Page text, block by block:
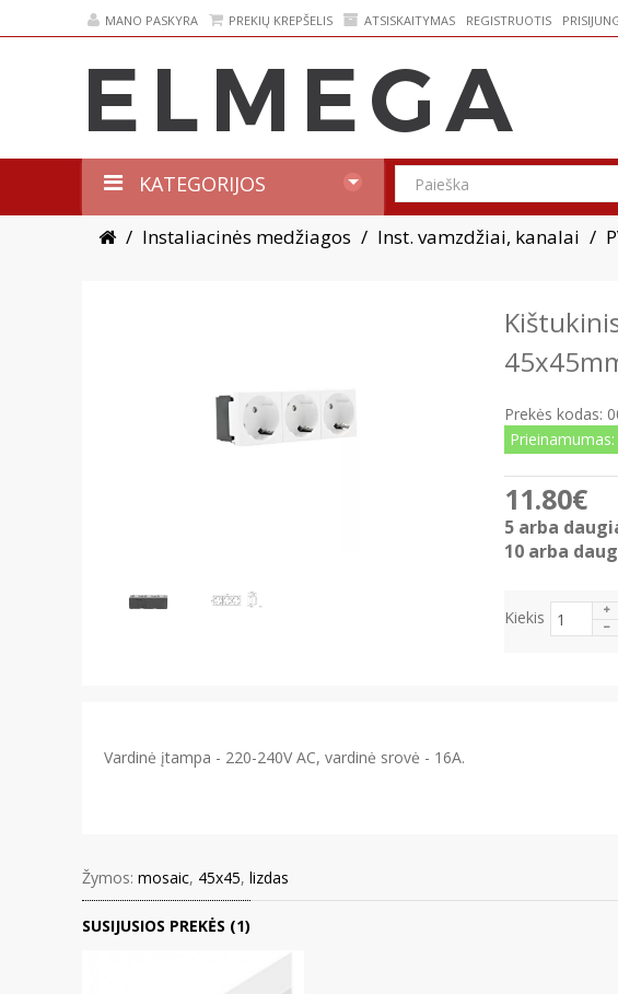
MANO PASKYRA PREKIŲ KREPŠELIS ATSISKAITYMAS REGISTRUOTIS
KATEGORIJOS
Instaliacinės medžiagos Inst. vamzdžiai, kanalai
Prekės kodas:
Prieinamumas:
11.80€
5 arba
10 arba
Kiekis
Vardinė įtampa - 220-240V AC, vardinė srovė - 16A.
Žymos: mosaic, 45x45, lizdas
SUSIJUSIOS PREKĖS (1)